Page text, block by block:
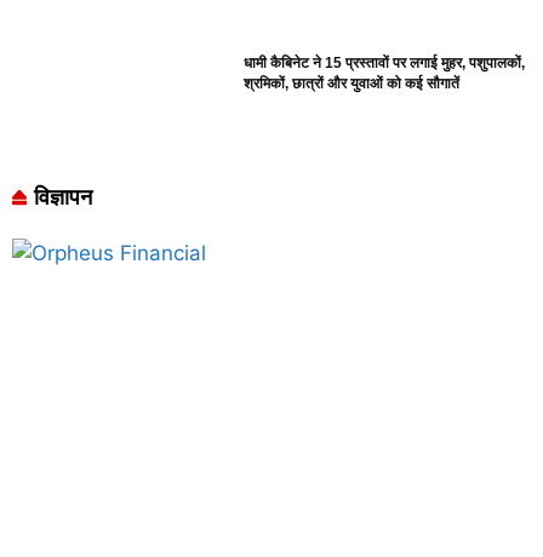
धामी कैबिनेट ने 15 प्रस्तावों पर लगाई मुहर, पशुपालकों,
श्रमिकों, छात्रों और युवाओं को कई सौगातें
विज्ञापन